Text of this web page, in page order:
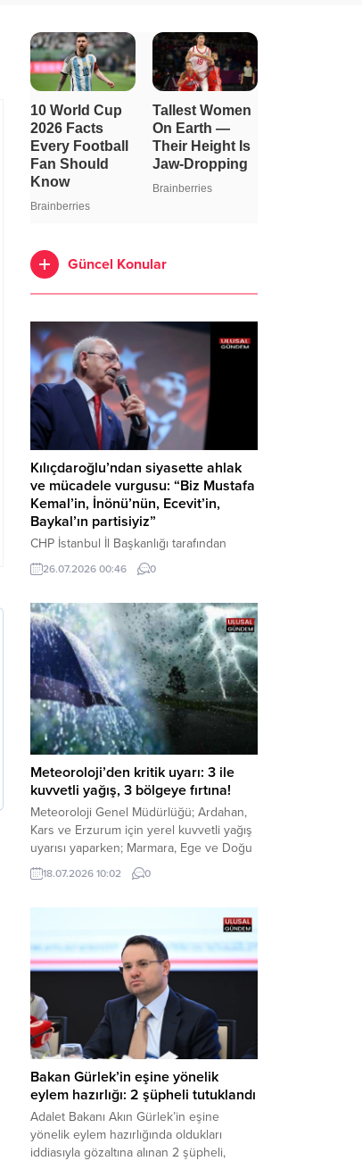
Güncel Konular
Kılıçdaroğlu’ndan siyasette ahlak
ve mücadele vurgusu: “Biz Mustafa
Kemal’in, İnönü’nün, Ecevit’in,
Baykal’ın partisiyiz”
CHP İstanbul İl Başkanlığı tarafından
düzenlenen Üye Katılım Töreni’nde
konuşan Kemal Kılıçdaroğlu; partinin
beşli çetelerle mücadeleden Aile
Destekleri Sigortası’na kadar birçok kritik
konuda sert ve net mesajlar verdi. Haber
Merkezi – CHP Genel Başkanı Kemal
Kılıçdaroğlu, Rauf Denktaş Kültür
Merkezi’nde gerçekleştirilen ve yeni
üyelere rozetlerinin takıldığı...
26.07.2026 00:46 0
Meteoroloji’den kritik uyarı: 3 ile
kuvvetli yağış, 3 bölgeye fırtına!
Meteoroloji Genel Müdürlüğü; Ardahan,
Kars ve Erzurum için yerel kuvvetli yağış
uyarısı yaparken; Marmara, Ege ve Doğu
Anadolu’nun belirli kesimlerinde ise
saatte 60 kilometre hıza ulaşabilecek
tedbirli olmaya çağırdı. Haber Merkezi –
Çevre, Şehircilik ve İklim Değişikliği
Bakanlığı Meteoroloji Genel Müdürlüğü,
ülke genelini kapsayan son hava...
18.07.2026 10:02 0
Bakan Gürlek’in eşine yönelik
eylem hazırlığı: 2 şüpheli tutuklandı
Adalet Bakanı Akın Gürlek’in eşine
yönelik eylem hazırlığında oldukları
iddiasıyla gözaltına alınan 2 şüpheli,